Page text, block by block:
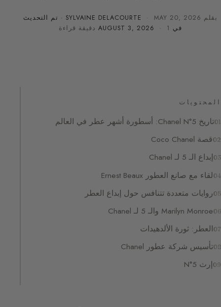
بقلم SYLVAINE DELACOURTE ·MAY 20, 2026
· تم التحديث
في
AUGUST 3, 2026 · 1 دقيقة قراءة
المحتويات
تاريخ Chanel N°5: أسطورة أشهر عطر في العالم
قصة Coco Chanel
إبداع الـ 5 لـ Chanel
لقاء مع صانع العطور Ernest Beaux
روايات متعددة تتنافس حول إبداع العطر
Marilyn Monroe والـ 5 لـ Chanel
العطر: ثورة الألدهيدات
تأسيس شركة عطور Chanel
إرث N°5